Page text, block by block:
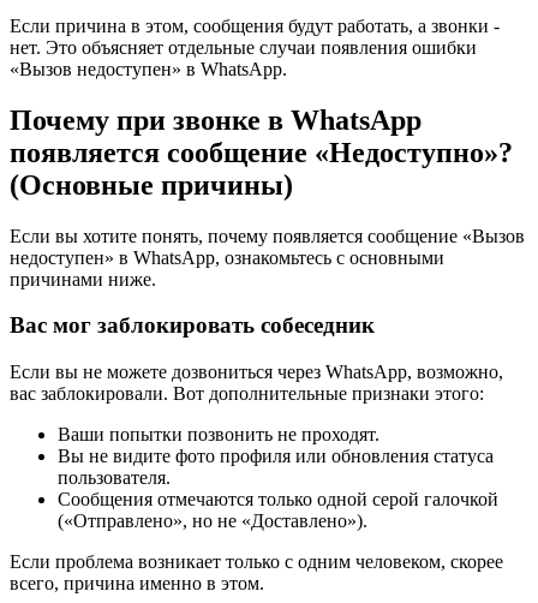
Если причина в этом, сообщения будут работать, а звонки -
нет. Это объясняет отдельные случаи появления ошибки
«Вызов недоступен» в WhatsApp.
Почему при звонке в WhatsApp
появляется сообщение «Недоступно»?
(Основные причины)
Если вы хотите понять, почему появляется сообщение «Вызов
недоступен» в WhatsApp, ознакомьтесь с основными
причинами ниже.
Вас мог заблокировать собеседник
Если вы не можете дозвониться через WhatsApp, возможно,
вас заблокировали. Вот дополнительные признаки этого:
Ваши попытки позвонить не проходят.
Вы не видите фото профиля или обновления статуса
пользователя.
Сообщения отмечаются только одной серой галочкой
(«Отправлено», но не «Доставлено»).
Если проблема возникает только с одним человеком, скорее
всего, причина именно в этом.